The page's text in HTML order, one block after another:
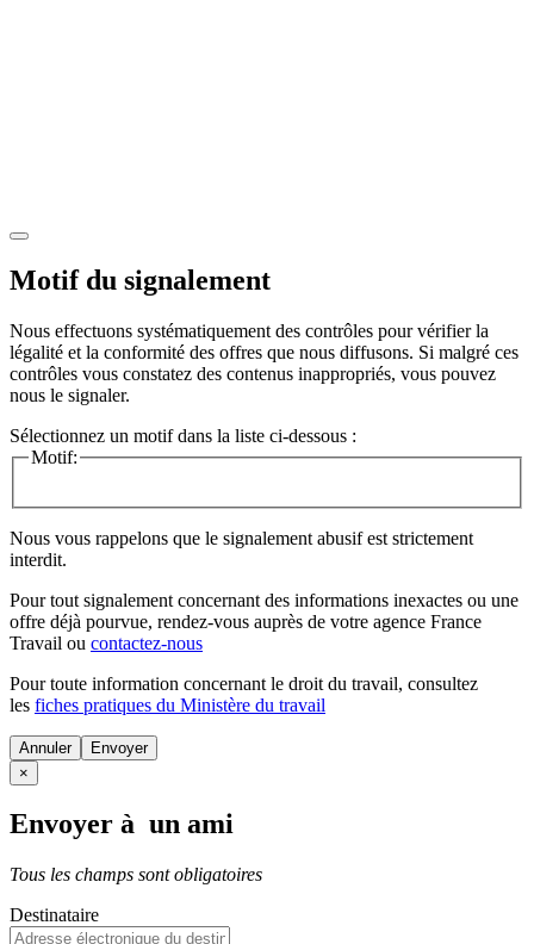
Motif du signalement
Nous effectuons systématiquement des contrôles pour vérifier la
légalité et la conformité des offres que nous diffusons. Si malgré ces
contrôles vous constatez des contenus inappropriés, vous pouvez
nous le signaler.
Sélectionnez un motif dans la liste ci-dessous :
Motif:
Nous vous rappelons que le signalement abusif est strictement
interdit.
Pour tout signalement concernant des informations inexactes ou une
offre déjà pourvue, rendez-vous auprès de votre agence France
Travail ou contactez-nous
Pour toute information concernant le droit du travail, consultez
les fiches pratiques du Ministère du travail
Annuler
×
Envoyer à un ami
Tous les champs sont obligatoires
Destinataire